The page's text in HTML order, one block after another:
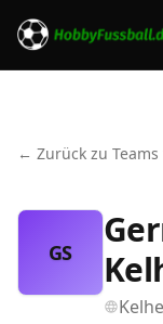
← Zurück zu
GS